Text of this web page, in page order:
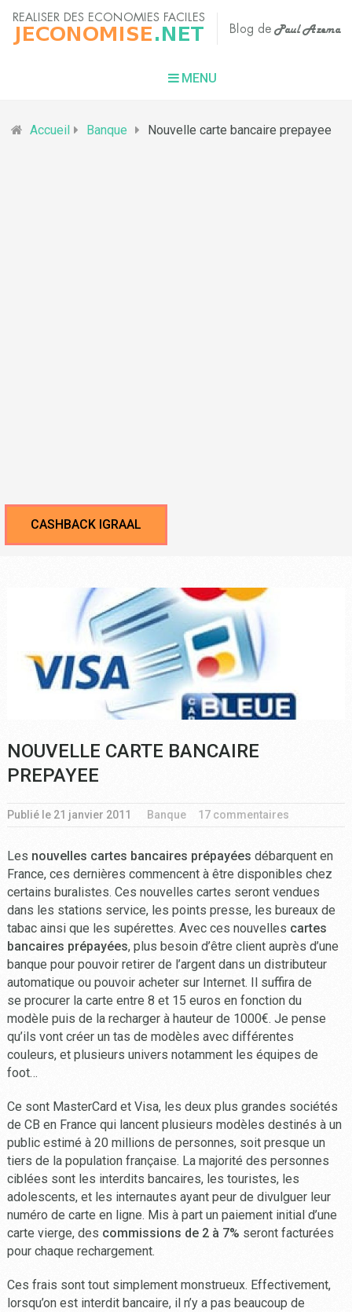
MENU
Accueil Banque Nouvelle carte bancaire prepayee
CASHBACK IGRAAL
NOUVELLE CARTE BANCAIRE
PREPAYEE
Publié le 21 janvier 2011 Banque 17 commentaires
Les nouvelles cartes bancaires prépayées débarquent en
France, ces dernières commencent à être disponibles chez
certains buralistes. Ces nouvelles cartes seront vendues
dans les stations service, les points presse, les bureaux de
tabac ainsi que les supérettes. Avec ces nouvelles cartes
bancaires prépayées, plus besoin d’être client auprès d’une
banque pour pouvoir retirer de l’argent dans un distributeur
automatique ou pouvoir acheter sur Internet. Il suffira de
se procurer la carte entre 8 et 15 euros en fonction du
modèle puis de la recharger à hauteur de 1000€. Je pense
qu’ils vont créer un tas de modèles avec différentes
couleurs, et plusieurs univers notamment les équipes de
foot…
Ce sont MasterCard et Visa, les deux plus grandes sociétés
de CB en France qui lancent plusieurs modèles destinés à un
public estimé à 20 millions de personnes, soit presque un
tiers de la population française. La majorité des personnes
ciblées sont les interdits bancaires, les touristes, les
adolescents, et les internautes ayant peur de divulguer leur
numéro de carte en ligne. Mis à part un paiement initial d’une
carte vierge, des commissions de 2 à 7% seront facturées
pour chaque rechargement.
Ces frais sont tout simplement monstrueux. Effectivement,
lorsqu’on est interdit bancaire, il n’y a pas beaucoup de